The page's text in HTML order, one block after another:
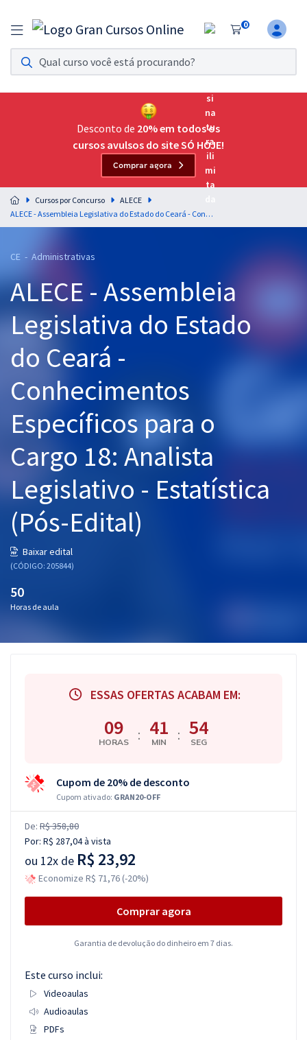
0
Assinatura Ilimitada 11
Acesso a todos os cursos. Teste grátis por 7 dias!
Assinatura OAB Até Passar
Acesso ilimitado a toda preparação para o Exame da
Residências Multiprofissionais
Preparação completa e intensiva para as principais
residências em saúde do Brasil
Cursos 20% OFF
Pós
Graduação
OAB
Questões grátis
Aprovados
Atendimento
Desconto de 20% em todos os
cursos avulsos do site SÓ HOJE!
Comprar agora
Cursos por Concurso
ALECE
ALECE - Assembleia Legislativa do Estado do Ceará - Conhecimentos Específicos para o Cargo 18: Analista Legislativo - Estatística (Pós-Edital)
CE - Administrativas
ALECE - Assembleia
Legislativa do Estado
do Ceará -
Conhecimentos
Específicos para o
Cargo 18: Analista
Legislativo - Estatística
(Pós-Edital)
Baixar edital
(CÓDIGO: 205844)
50
Horas de aula
ESSAS OFERTAS ACABAM EM:
09
HORAS : 41
MIN : 53
SEG
Cupom de 20% de desconto
Cupom ativado: GRAN20-OFF
De: R$ 358,80
Por: R$ 287,04à vista
ou 12x de R$ 23,92
Economize R$ 71,76 (-20%)
Comprar agora
Garantia de devolução do dinheiro em 7 dias.
Este curso inclui:
Videoaulas
Audioaulas
PDFs